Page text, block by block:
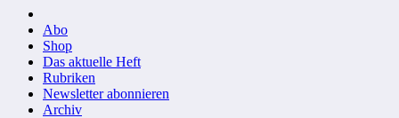
Abo
Shop
Das aktuelle Heft
Rubriken
Newsletter abonnieren
Archiv